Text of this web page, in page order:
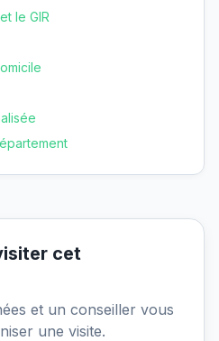
le GIR
cet
et un conseiller vous
une visite.